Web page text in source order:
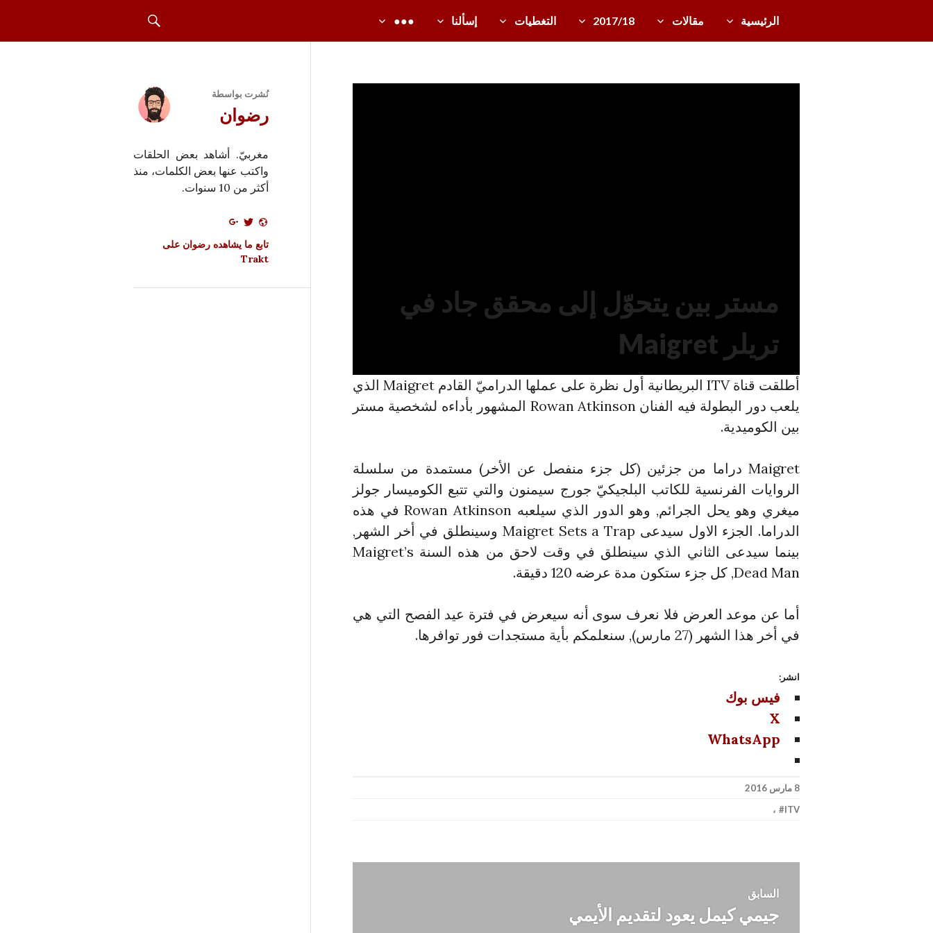
دل
ل
الرئيسية مقالات 2017/18 التغطيات إسألنا ●●●
مستر بين يتحوّل إلى محقق جاد في
تريلر Maigret
أطلقت قناة ITV البريطانية أول نظرة على عملها الدراميّ القادم Maigret الذي
يلعب دور البطولة فيه الفنان Rowan Atkinson المشهور بأداءه لشخصية مستر
بين الكوميدية.
Maigret دراما من جزئين (كل جزء منفصل عن الأخر) مستمدة من سلسلة
الروايات الفرنسية للكاتب البلجيكيّ جورج سيمنون والتي تتبع الكوميسار جولز
ميغري وهو يحل الجرائم, وهو الدور الذي سيلعبه Rowan Atkinson في هذه
الدراما. الجزء الاول سيدعى Maigret Sets a Trap وسينطلق في أخر الشهر,
بينما سيدعى الثاني الذي سينطلق في وقت لاحق من هذه السنة Maigret’s
Dead Man, كل جزء ستكون مدة عرضه 120 دقيقة.
أما عن موعد العرض فلا نعرف سوى أنه سيعرض في فترة عيد الفصح التي هي
في أخر هذا الشهر (27 مارس), سنعلمكم بأية مستجدات فور توافرها.
انشر:
فيس بوك
X
WhatsApp
8 مارس 2016
،
ITV
تصفّح
المقالات
السابق
المقالة
جيمي كيمل يعود لتقديم الأيمي
نُشرت بواسطة
رضوان
مغربيّ. أشاهد بعض الحلقات
واكتب عنها بعض الكلمات، منذ
أكثر من 10 سنوات.
تابع ما يشاهده رضوان على
Trakt